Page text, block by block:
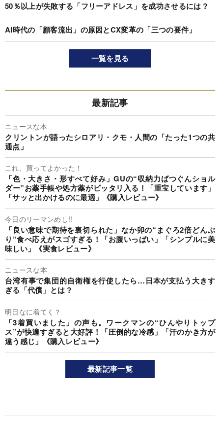
50％以上が失敗する「フリーアドレス」を成功させるには？
AI時代の「顧客流出」の原因とCX変革の「三つの要件」
一覧を見る
最新記事
ニュースな本
クリントンが語ったシロアリ・クモ・人間の「たった1つの共
通点」
これ、買ってよかった！
「色・大きさ・形すべて好み」GUの“収納力ばつぐんショル
ダー”お薬手帳や処方薬がピッタリ入る！「重宝しています」
「サッと出かけるのに最適」《購入レビュー》
今日のリーマンめし!!
「良い意味で期待を裏切られた」なか卯の“まぐろ2倍どんぶ
り”食べ応えがスゴすぎる！「お腹いっぱい」「シンプルに美
味しい」《実食レビュー》
ニュースな本
台湾有事で集団的自衛権を行使したら…日本が支払う大きす
ぎる「代償」とは？
明日なに着てく？
「3着買いました」の声も。ワークマンの“ひんやりトップ
ス”が快適すぎると大好評！「圧倒的な冷感」「汗のかき方が
違う感じ」《購入レビュー》
最新記事一覧